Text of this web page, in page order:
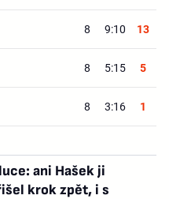
8 9:10 13
8 5:15 5
8 3:16 1
ani Hašek ji
krok zpět, i s